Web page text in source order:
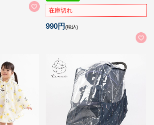
在庫切れ
990円(税込)